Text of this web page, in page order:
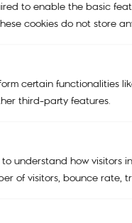
to enable the basic
cookies do not store
certain functionalities
third-party features.
understand how visitors
of visitors, bounce rate,
NEW
ACCESSORIES